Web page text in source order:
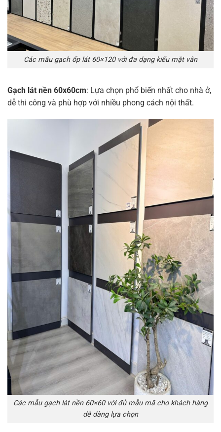
Các mẫu gạch ốp lát 60×120 với đa dạng kiểu mặt vân
Gạch lát nền 60x60cm: Lựa chọn phổ biến nhất cho nhà ở,
dễ thi công và phù hợp với nhiều phong cách nội thất.
Các mẫu gạch lát nền 60×60 với đủ mẫu mã cho khách hàng
dễ dàng lựa chọn